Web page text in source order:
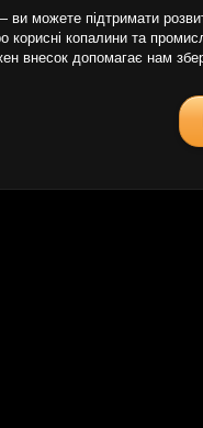
можете підтримати
корисні копалини та
внесок допомагає нам